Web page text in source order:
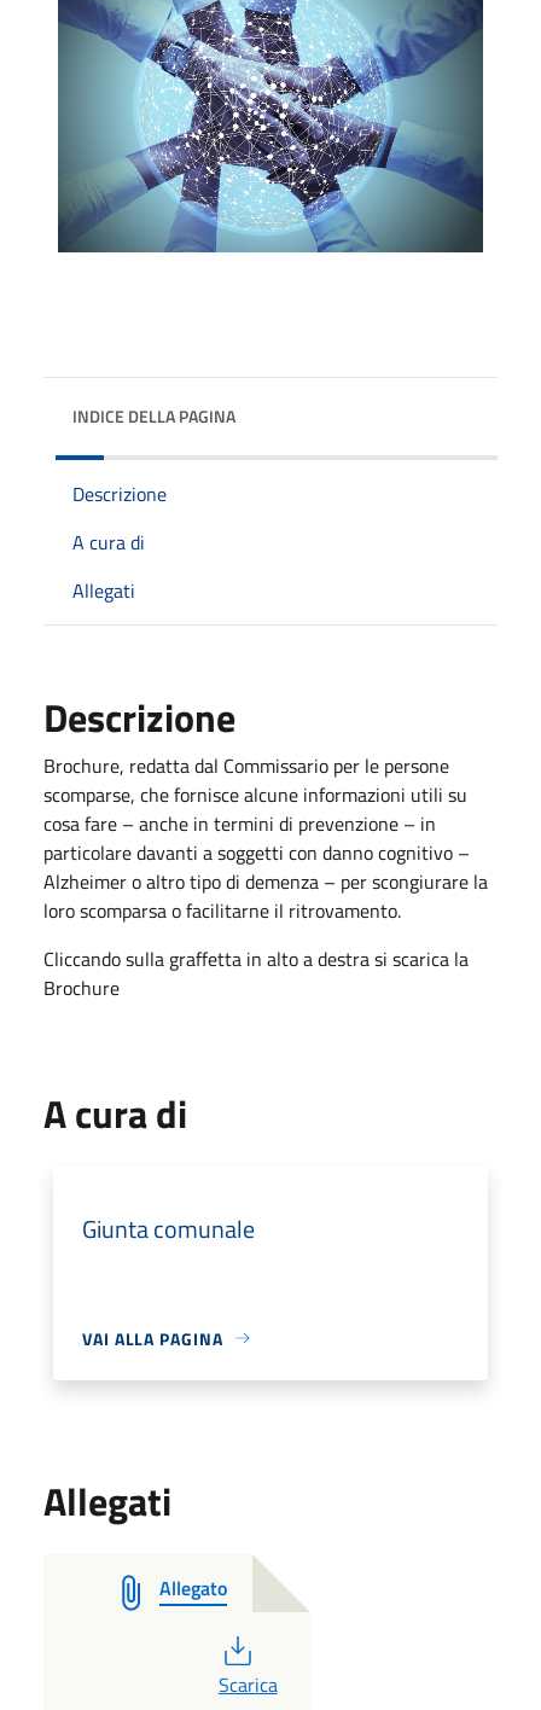
INDICE DELLA PAGINA
Descrizione
A cura di
Allegati
Descrizione
Brochure, redatta dal Commissario per le persone
scomparse, che fornisce alcune informazioni utili su
cosa fare – anche in termini di prevenzione – in
particolare davanti a soggetti con danno cognitivo –
Alzheimer o altro tipo di demenza – per scongiurare la
loro scomparsa o facilitarne il ritrovamento.
Cliccando sulla graffetta in alto a destra si scarica la
Brochure
A cura di
Giunta comunale
VAI ALLA PAGINA
Allegati
Allegato
PDF
Scarica